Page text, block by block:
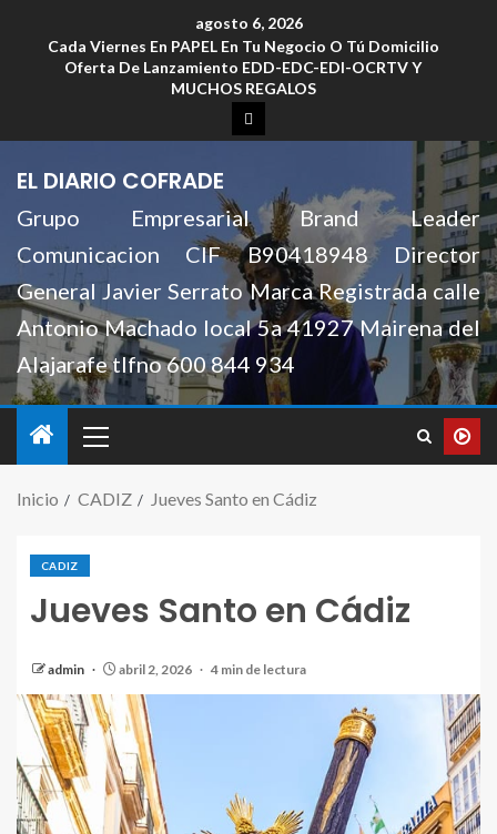
agosto 6, 2026
Cada Viernes En PAPEL En Tu Negocio O Tú Domicilio
Oferta De Lanzamiento EDD-EDC-EDI-OCRTV Y
MUCHOS REGALOS
EL DIARIO COFRADE
Grupo Empresarial Brand Leader
Comunicacion CIF B90418948 Director
General Javier Serrato Marca Registrada calle
Antonio Machado local 5a 41927 Mairena del
Alajarafe tlfno 600 844 934
Inicio CADIZ Jueves Santo en Cádiz
CADIZ
Jueves Santo en Cádiz
admin abril 2, 2026 4 min de lectura